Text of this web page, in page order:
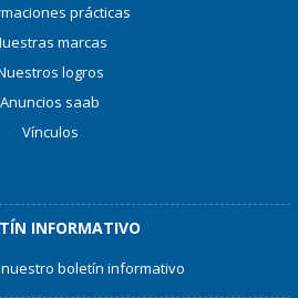
prácticas
marcas
logros
Anuncios saab
Vínculos
INFORMATIVO
boletín informativo